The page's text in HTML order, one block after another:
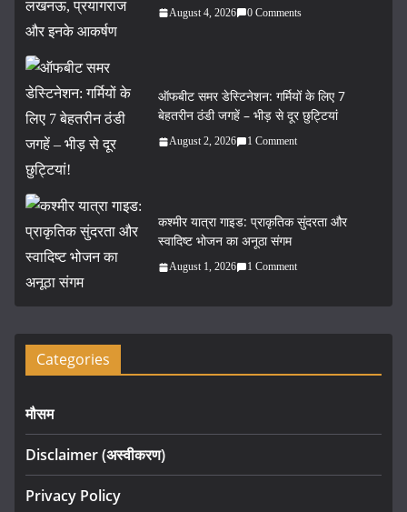
August 4, 2026 0 Comments
ऑफबीट समर डेस्टिनेशन: गर्मियों के लिए 7
बेहतरीन ठंडी जगहें – भीड़ से दूर छुट्टियां
August 2, 2026 1 Comment
कश्मीर यात्रा गाइड: प्राकृतिक सुंदरता और
स्वादिष्ट भोजन का अनूठा संगम
August 1, 2026 1 Comment
Categories
मौसम
Disclaimer (अस्वीकरण)
Privacy Policy